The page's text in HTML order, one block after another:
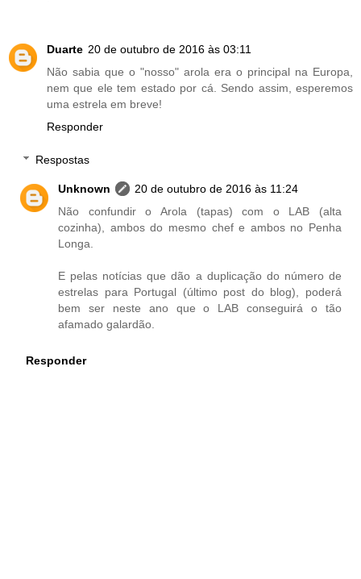
Duarte 20 de outubro de 2016 às 03:11
Não sabia que o "nosso" arola era o principal na Europa,
nem que ele tem estado por cá. Sendo assim, esperemos
uma estrela em breve!
Responder
Respostas
Unknown
20 de outubro de 2016 às 11:24
Não confundir o Arola (tapas) com o LAB (alta
cozinha), ambos do mesmo chef e ambos no Penha
Longa.
E pelas notícias que dão a duplicação do número de
estrelas para Portugal (último post do blog), poderá
bem ser neste ano que o LAB conseguirá o tão
afamado galardão.
Responder